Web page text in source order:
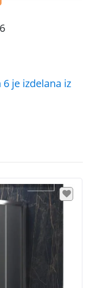
je izdelana iz